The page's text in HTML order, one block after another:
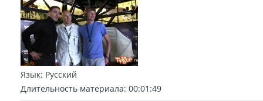
Язык: Русский
Длительность материала: 00:01:49